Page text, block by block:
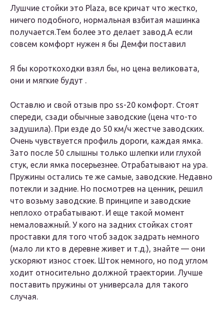
Лушчие стойки это Plaza, все кричат что жестко,
ничего подобного, нормальная взбитая машинка
получается.Тем более это делает завод.А если
совсем комфорт нужен я бы Демфи поставил
Я бы короткоходки взял бы, но цена великовата,
они и мягкие будут .
Оставлю и свой отзыв про ss-20 комфорт. Стоят
спереди, сзади обычные заводские (цена что-то
задушила). При езде до 50 км/ч жестче заводских.
Очень чувствуется профиль дороги, каждая ямка.
Зато после 50 слышны только шлепки или глухой
стук, если ямка посерьезнее. Отрабатывают на ура.
Пружины остались те же самые, заводские. Недавно
потекли и задние. Но посмотрев на ценник, решил
что возьму заводские. В принципе и заводские
неплохо отрабатывают. И еще такой момент
немаловажный. У кого на задних стойках стоят
проставки для того чтоб задок задрать немного
(мало ли кто в деревне живет и т.д.), знайте — они
ускоряют износ стоек. Шток немного, но под углом
ходит относительно должной траектории. Лучше
поставить пружины от универсала для такого
случая.